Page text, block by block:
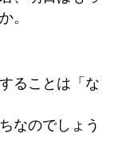
。
ることは「な
なのでしょう